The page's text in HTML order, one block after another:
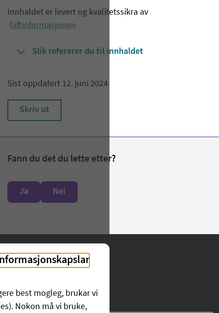
Innhaldet er levert og kvalitetssikra av
Giftinformasjonen
Slik refererer du til innhaldet
Sist oppdatert 12. juni 2024
Skriv ut
Fann du det du lette etter?
Ja Nei